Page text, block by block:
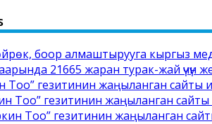
боор алмаштырууга кыргыз
21665 жаран турак-жай үчүн
Тоо” гезитинин жаңыланган
Тоо” гезитинин жаңыланган
Тоо” гезитинин жаңыланган